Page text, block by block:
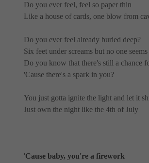
Do you ever feel, feel so paper thin
Like a house of cards, one blow from
Do you ever feel already buried deep?
Six feet under screams but no one
Do you know that there's still a chance
'Cause there's a spark in you?
You just gotta ignite the light and let it
Just own the night like the 4th of July
'Cause baby, you're a firework